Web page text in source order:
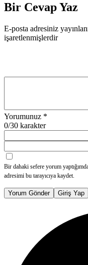
Bir Cevap Yaz
E-posta adresiniz
işaretlenmişlerdir
Yorumunuz *
0/30 karakter
Bir dahaki sefere yorum
adresimi bu tarayıcıya kaydet.
Yorum Gönder Giriş Yap